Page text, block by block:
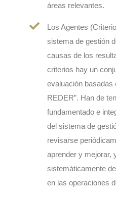
áreas relevantes.
Los Agentes
sistema de gestión
causas de los
criterios hay un
evaluación basadas
REDER”. Han de
fundamentado e
del sistema de
revisarse
aprender y mejorar,
sistemáticamente
en las operaciones